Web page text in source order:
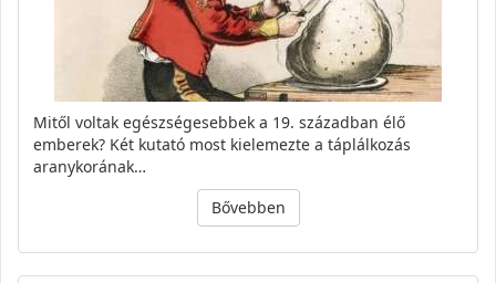
Mitől voltak egészségesebbek a 19. században élő
emberek? Két kutató most kielemezte a táplálkozás
aranykorának…
Bővebben